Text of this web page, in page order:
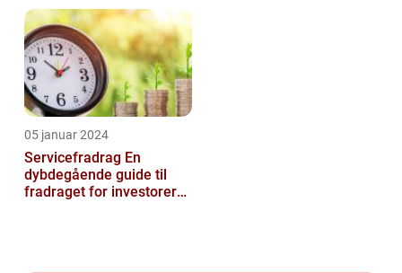
05 januar 2024
Servicefradrag En
dybdegående guide til
fradraget for investorer